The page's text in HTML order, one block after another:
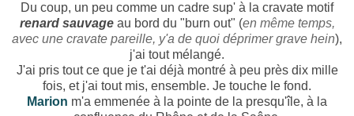
Du coup, un peu comme un cadre sup' à la cravate motif
renard sauvageau bord du "burn out" (en même temps,
avec une cravate pareille, y'a de quoi déprimer grave hein),
j'ai tout mélangé.
J'ai pris tout ce que je t'ai déjà montré à peu près dix mille
fois, et j'ai tout mis, ensemble. Je touche le fond.
Marion m'a emmenée à la pointe de la presqu'île, à la